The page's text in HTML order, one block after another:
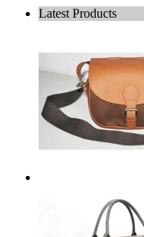
Latest Products